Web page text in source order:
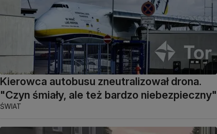
Kierowca autobusu zneutralizował drona.
"Czyn śmiały, ale też bardzo niebezpieczny"
ŚWIAT